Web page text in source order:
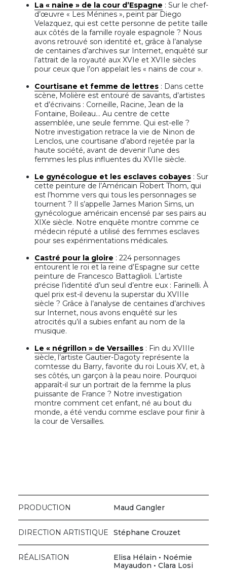
La « naine » de la cour d’Espagne : Sur le chef-
d’œuvre « Les Ménines », peint par Diego
Velazquez, qui est cette personne de petite taille
aux côtés de la famille royale espagnole ? Nous
avons retrouvé son identité et, grâce à l’analyse
de centaines d’archives sur Internet, enquêté sur
l’attrait de la royauté aux XVIe et XVIIe siècles
pour ceux que l’on appelait les « nains de cour ».
Courtisane et femme de lettres : Dans cette
scène, Molière est entouré de savants, d’artistes
et d’écrivains : Corneille, Racine, Jean de la
Fontaine, Boileau… Au centre de cette
assemblée, une seule femme. Qui est-elle ?
Notre investigation retrace la vie de Ninon de
Lenclos, une courtisane d’abord rejetée par la
haute société, avant de devenir l’une des
femmes les plus influentes du XVIIe siècle.
Le gynécologue et les esclaves cobayes : Sur
cette peinture de l’Américain Robert Thom, qui
est l’homme vers qui tous les personnages se
tournent ? Il s’appelle James Marion Sims, un
gynécologue américain encensé par ses pairs au
XIXe siècle. Notre enquête montre comme ce
médecin réputé a utilisé des femmes esclaves
pour ses expérimentations médicales.
Castré pour la gloire : 224 personnages
entourent le roi et la reine d’Espagne sur cette
peinture de Francesco Battaglioli. L’artiste
précise l’identité d’un seul d’entre eux : Farinelli. À
quel prix est-il devenu la superstar du XVIIIe
siècle ? Grâce à l’analyse de centaines d’archives
sur Internet, nous avons enquêté sur les
atrocités qu’il a subies enfant au nom de la
musique.
Le « négrillon » de Versailles : Fin du XVIIIe
siècle, l’artiste Gautier-Dagoty représente la
comtesse du Barry, favorite du roi Louis XV, et, à
ses côtés, un garçon à la peau noire. Pourquoi
apparaît-il sur un portrait de la femme la plus
puissante de France ? Notre investigation
montre comment cet enfant, né au bout du
monde, a été vendu comme esclave pour finir à
la cour de Versailles.
PRODUCTION Maud Gangler
DIRECTION ARTISTIQUE Stéphane Crouzet
RÉALISATION
Elisa Hélain • Noémie
Mayaudon • Clara Losi